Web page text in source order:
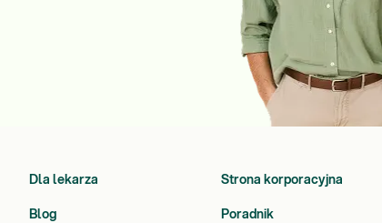
Dla lekarza Strona korporacyjna
Blog Poradnik